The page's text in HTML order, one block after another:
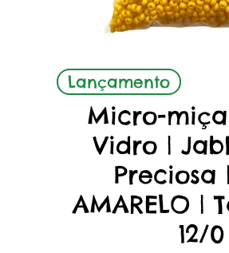
Aperçu
Lançamento
Micro-
Vidro |
Preciosa
AMARELO |
12/0